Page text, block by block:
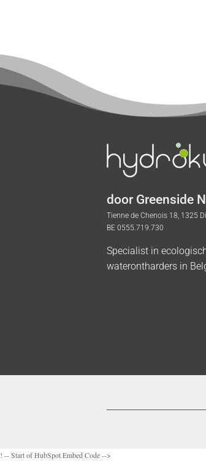
door Greenside
Tienne de Chenois 18, 1325
BE 0555.719.730
Specialist in
waterontharders in
! -- Start of HubSpot Embed Code -->